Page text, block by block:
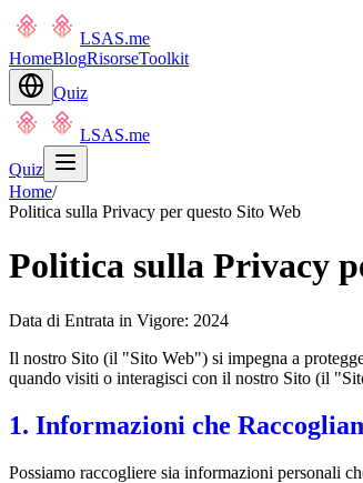
LSAS.me
HomeBlogRisorseToolkit
Quiz
LSAS.me
Quiz
Home/
Politica sulla Privacy per questo Sito Web
Politica sulla Privacy
Data di Entrata in Vigore: 2024
Il nostro Sito (il "Sito Web") si impegna a
quando visiti o interagisci con il nostro Sito (il
1. Informazioni che
Possiamo raccogliere sia informazioni personali